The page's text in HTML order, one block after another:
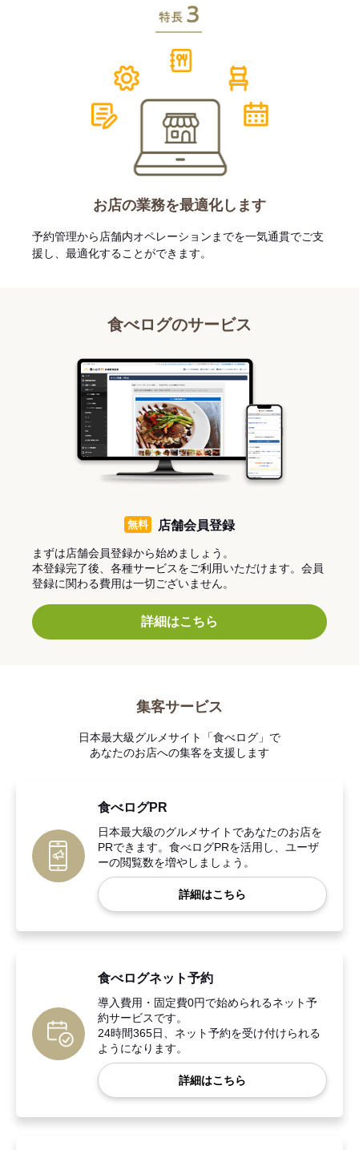
お店の業務を最適化します
予約管理から店舗内オペレーションまでを一気通貫でご支
援し、最適化することができます。
食べログのサービス
無料 店舗会員登録
まずは店舗会員登録から始めましょう。
本登録完了後、各種サービスをご利用いただけます。会員
登録に関わる費用は一切ございません。
詳細はこちら
集客サービス
日本最大級グルメサイト「食べログ」で
あなたのお店への集客を支援します
食べログPR
日本最大級のグルメサイトであなたのお店を
PRできます。食べログPRを活用し、ユーザ
ーの閲覧数を増やしましょう。
詳細はこちら
食べログネット予約
導入費用・固定費0円で始められるネット予
約サービスです。
24時間365日、ネット予約を受け付けられる
ようになります。
詳細はこちら